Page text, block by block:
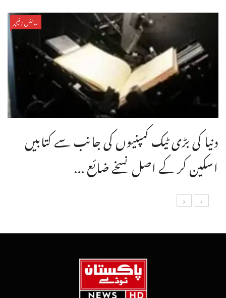
سائنس/فیچر
دنیا کی بڑی ٹیک کمپنیوں کی جانب سے کتابیں
اسکین کر کے اصل نسخے ضائع ...